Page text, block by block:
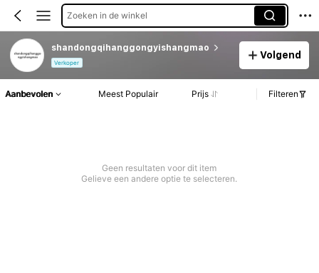
Zoeken in de winkel
shandongqihanggongyishangmao
Verkoper
Volgend
Aanbevolen Meest Populair Prijs Filteren
Geen resultaten voor dit item
Gelieve een andere optie te selecteren.